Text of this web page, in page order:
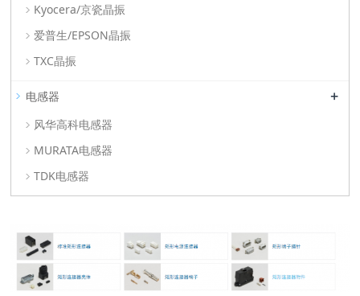
Kyocera/京瓷晶振
爱普生/EPSON晶振
TXC晶振
电感器 +
风华高科电感器
MURATA电感器
TDK电感器